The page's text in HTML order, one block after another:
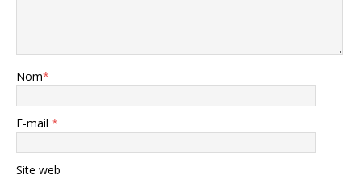
Nom*
E-mail *
Site web